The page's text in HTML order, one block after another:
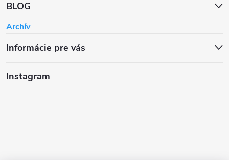
BLOG
Archív
Informácie pre vás
Instagram